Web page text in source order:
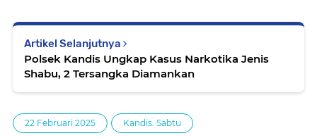
Artikel Selanjutnya
Polsek Kandis Ungkap Kasus Narkotika Jenis
Shabu, 2 Tersangka Diamankan
22 Februari 2025 Kandis. Sabtu